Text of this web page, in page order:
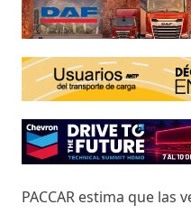
PACCAR estima que las